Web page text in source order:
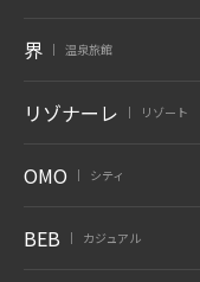
界 温泉旅館
リゾナーレ リゾート
OMO シティ
BEB カジュアル